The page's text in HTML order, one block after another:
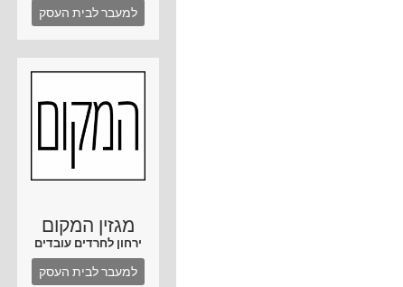
למעבר לבית העסק
מגזין המקום
ירחון לחרדים עובדים
למעבר לבית העסק